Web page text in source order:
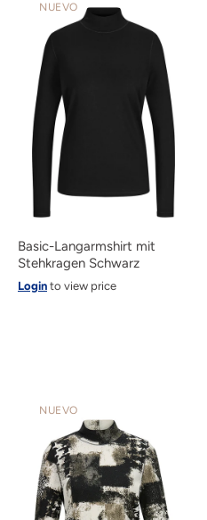
NUEVO
Basic-Langarmshirt mit
Stehkragen Schwarz
Login to view price
NUEVO